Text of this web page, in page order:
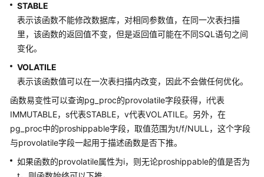
改
规
优
器
参
数
调
整
STABLE
表示该函数不能修改数据库，对相同参数值，在同一次表扫描
里，该函数的返回值不变，但是返回值可能在不同SQL语句之间
变化。
VOLATILE
表示该函数值可以在一次表扫描内改变，因此不会做任何优化。
函数易变性可以查询pg_proc的provolatile字段获得，i代表
IMMUTABLE，s代表STABLE，v代表VOLATILE。另外，在
pg_proc中的proshippable字段，取值范围为t/f/NULL，这个字段
与provolatile字段一起用于描述函数是否下推。
如果函数的provolatile属性为i，则无论proshippable的值是否为